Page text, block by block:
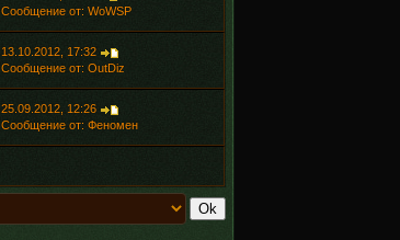
Сообщение от: WoWSP
13.10.2012, 17:32
Сообщение от: OutDiz
25.09.2012, 12:26
Сообщение от: Феномен